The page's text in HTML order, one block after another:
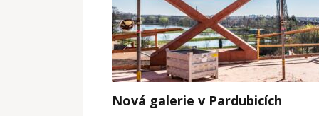
Nová galerie v Pardubicích